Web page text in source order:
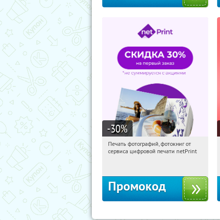
-30%
02:13:43 Получили:
Печать фотографий, фотокниг от
сервиса цифровой печати netPrint
Промокод